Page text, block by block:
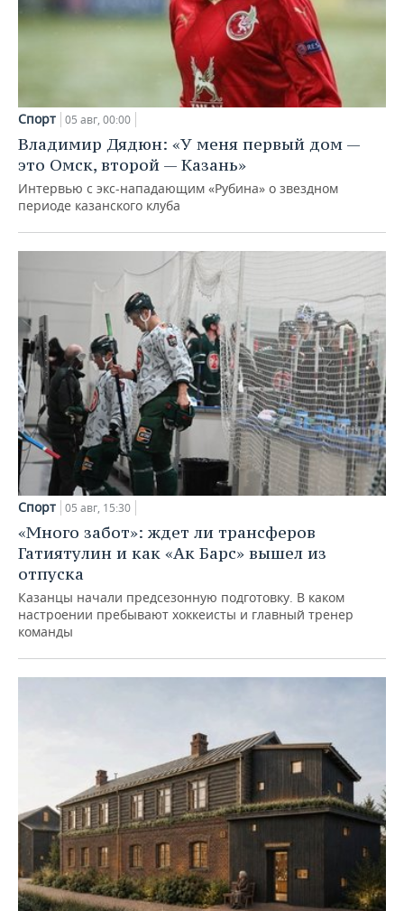
Спорт 05 авг, 00:00
Владимир Дядюн: «У меня первый дом —
это Омск, второй — Казань»
Интервью с экс-нападающим «Рубина» о звездном
периоде казанского клуба
Спорт 05 авг, 15:30
«Много забот»: ждет ли трансферов
Гатиятулин и как «Ак Барс» вышел из
отпуска
Казанцы начали предсезонную подготовку. В каком
настроении пребывают хоккеисты и главный тренер
команды